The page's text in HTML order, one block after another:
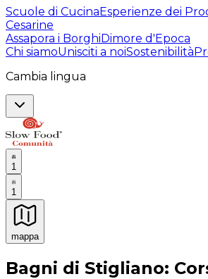
Scuole di CucinaEsperienze dei
Cesarine
Assapora i BorghiDimore d'Epoca
Chi siamoUnisciti a noiSostenibilità
Cambia lingua
1
1
mappa
Esperienze culinarie
Bagni di Stigliano: